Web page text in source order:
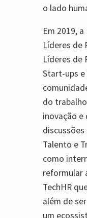
o lado
Em 2019,
Líderes de
Líderes de
Start-ups
do
inovação e
Talento e
como
reformular
TechHR
além de
um